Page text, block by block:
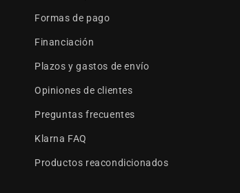
Formas de pago
Financiación
Plazos y gastos de envío
Opiniones de clientes
Preguntas frecuentes
Klarna FAQ
Productos reacondicionados